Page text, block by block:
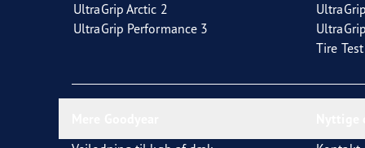
UltraGrip Arctic 2
UltraGrip Performance 3
Tire